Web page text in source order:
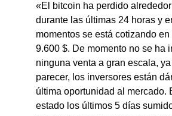
«El bitcoin ha perdido
durante las últimas 24 horas y
momentos se está cotizando
9.600 $. De momento no se ha
ninguna venta a gran escala, ya
parecer, los inversores están
última oportunidad al mercado.
estado los últimos 5 días